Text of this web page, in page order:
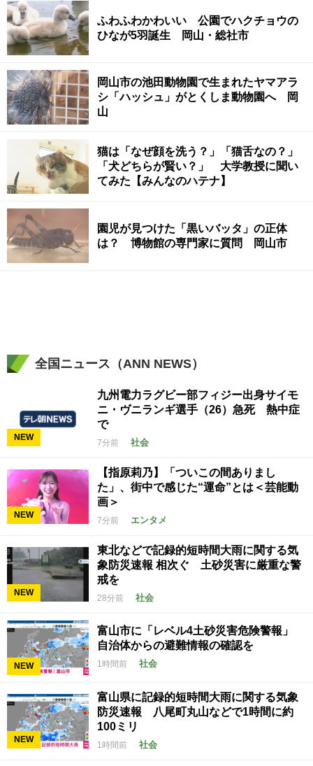
ふわふわかわいい 公園でハクチョウの
ひなが5羽誕生 岡山・総社市
岡山市の池田動物園で生まれたヤマアラ
シ「ハッシュ」がとくしま動物園へ 岡
山
猫は「なぜ顔を洗う？」「猫舌なの？」
「犬どちらが賢い？」 大学教授に聞い
てみた【みんなのハテナ】
園児が見つけた「黒いバッタ」の正体
は？ 博物館の専門家に質問 岡山市
全国ニュース（ANN NEWS）
NEW
九州電力ラグビー部フィジー出身サイモ
ニ・ヴニランギ選手（26）急死 熱中症
で
7分前 社会
NEW
【指原莉乃】「ついこの間ありまし
た」、街中で感じた“運命”とは＜芸能動
画＞
7分前 エンタメ
NEW
東北などで記録的短時間大雨に関する気
象防災速報 相次ぐ 土砂災害に厳重な警
戒を
28分前 社会
NEW
富山市に「レベル4土砂災害危険警報」
自治体からの避難情報の確認を
1時間前 社会
NEW
富山県に記録的短時間大雨に関する気象
防災速報 八尾町丸山などで1時間に約
100ミリ
1時間前 社会